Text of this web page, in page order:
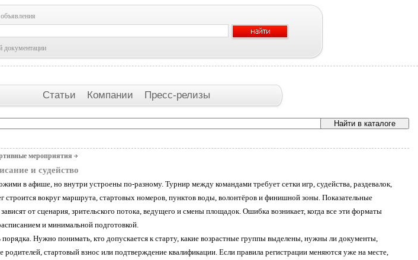
документации
Статьи Компании Пресс-релизы
мероприятия
и судейство
в афише, но внутри устроены по-разному. Турнир между командами требует сетки игр, судейства, раздевалок,
строится вокруг маршрута, стартовых номеров, пунктов воды, волонтёров и финишной зоны. Показательные
от сценария, зрительского потока, ведущего и смены площадок. Ошибка возникает, когда все эти форматы
и минимальной подготовкой.
порядка. Нужно понимать, кто допускается к старту, какие возрастные группы выделены, нужны ли документы,
родителей, стартовый взнос или подтверждение квалификации. Если правила регистрации меняются уже на месте,